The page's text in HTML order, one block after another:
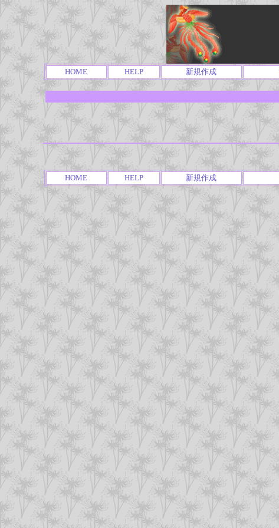
HOME HELP 新規作成
HOME HELP 新規作成